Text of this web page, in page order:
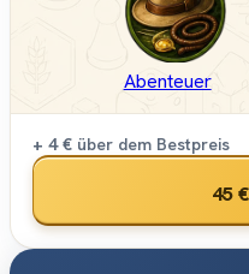
Abenteuer
+ 4 € über dem Bestpreis
45 €